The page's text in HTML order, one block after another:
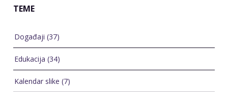
TEME
Događaji (37)
Edukacija (34)
Kalendar slike (7)